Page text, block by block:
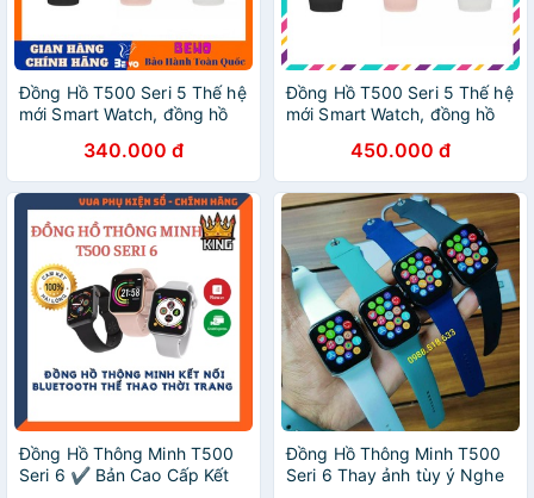
Đồng Hồ T500 Seri 5 Thế hệ
mới Smart Watch, đồng hồ
340.000 đ
Đồng Hồ T500 Seri 5 Thế hệ
mới Smart Watch, đồng hồ
450.000 đ
Đồng Hồ Thông Minh T500
Seri 6 ✔ Bản Cao Cấp Kết
Đồng Hồ Thông Minh T500
Seri 6 Thay ảnh tùy ý Nghe